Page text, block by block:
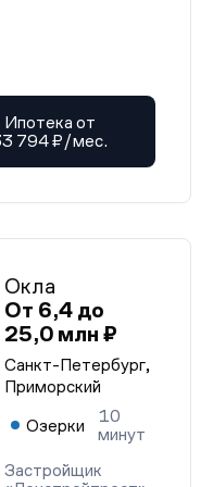
Ипотека от
794 ₽/мес.
Окла
От 6,4 до
25,0 млн ₽
Санкт-Петербург,
Приморский
Озерки
10
минут
Застройщик